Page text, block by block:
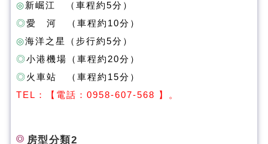
◎新崛江 （車程約5分）
◎愛 河 （車程約10分）
◎海洋之星（步行約5分）
◎小港機場（車程約20分）
◎火車站 （車程約15分）
T EL：【電話：0958-607-568 】。
房型分類2